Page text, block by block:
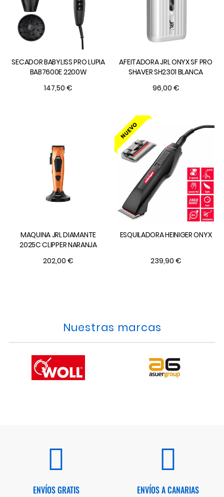
SECADOR BABYLISS PRO LUPIA
BAB7600E 2200W
147,50 €
AFEITADORA JRL ONYX SF PRO
SHAVER SH2301 BLANCA
96,00 €
MAQUINA JRL DIAMANTE
2025C CLIPPER NARANJA
202,00 €
NUEVO
ESQUILADORA HEINIGER ONYX
239,90 €
Nuestras marcas
ENVÍOS GRATIS ENVÍOS A CANARIAS